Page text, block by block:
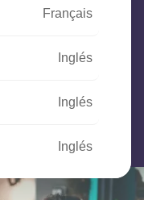
Français
Inglés
Inglés
Inglés
Français